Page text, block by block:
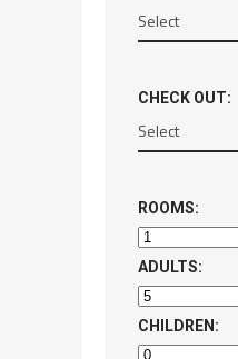
CHECK OUT:
ROOMS:
ADULTS:
CHILDREN: